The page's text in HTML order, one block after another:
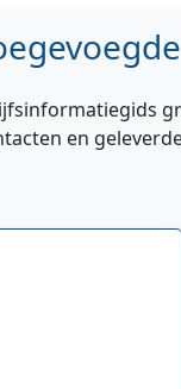
en